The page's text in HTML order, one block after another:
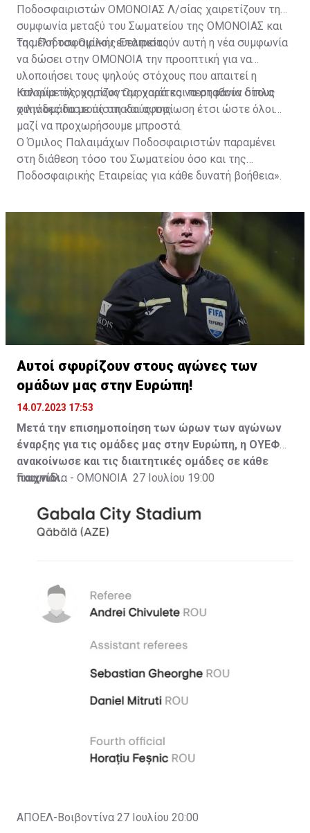
Ποδοσφαιριστών ΟΜΟΝΟΙΑΣ Λ/σίας χαιρετίζουν τη
συμφωνία μεταξύ του Σωματείου της ΟΜΟΝΟΙΑΣ και
της Ποδοσφαιρικής Εταιρείας.
Τα μέλη του Ομίλου ευελπιστούν αυτή η νέα συμφωνία
να δώσει στην ΟΜΟΝΟΙΑ την προοπτική για να
υλοποιήσει τους ψηλούς στόχους που απαιτεί η
ιστορία της, χαρίζοντας χαρά και περηφάνια στους
χιλιάδες πιστούς οπαδούς της.
Καλούμε όλους τους Ομονοιάτες να σταθούν δίπλα
στην ομάδα με πίστη και αφοσίωση έτσι ώστε όλοι
μαζί να προχωρήσουμε μπροστά.
Ο Όμιλος Παλαιμάχων Ποδοσφαιριστών παραμένει
στη διάθεση τόσο του Σωματείου όσο και της
Ποδοσφαιρικής Εταιρείας για κάθε δυνατή βοήθεια».
Αυτοί σφυρίζουν στους αγώνες των
ομάδων μας στην Ευρώπη!
14.07.2023 17:53
Μετά την επισημοποίηση των ώρων των αγώνων
έναρξης για τις ομάδες μας στην Ευρώπη, η ΟΥΕΦΑ
ανακοίνωσε και τις διαιτητικές ομάδες σε κάθε
παιχνίδι.
Γκαμπάλα - ΟΜΟΝΟΙΑ 27 Ιουλίου 19:00
ΑΠΟΕΛ-Βοιβοντίνα 27 Ιουλίου 20:00